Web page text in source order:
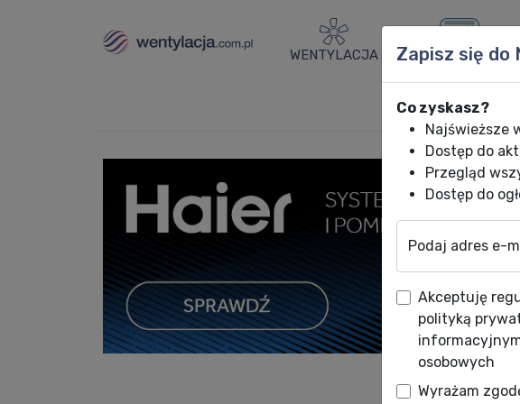
WENTYLACJA KLIMATYZACJA
Zapisz się
Co zyskasz?
Najświeższe
Dostęp do
Przegląd
Dostęp do
Podaj adres e-
Akceptuję
polityką
osobowych
Wyrażam